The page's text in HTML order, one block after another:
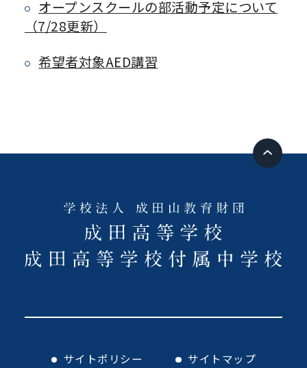
オープンスクールの部活動予定について
（7/28更新）
希望者対象AED講習
サイトポリシー サイトマップ